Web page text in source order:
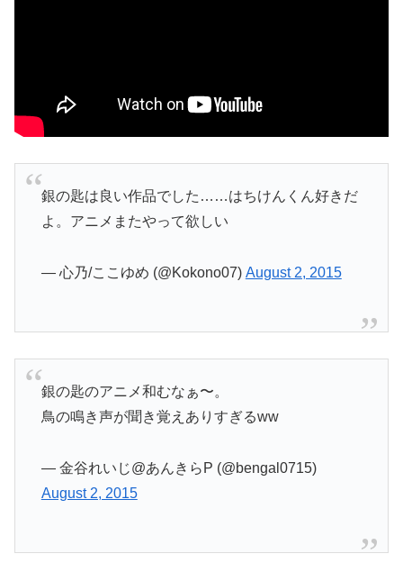
銀の匙は良い作品でした……はちけんくん好きだ
よ。アニメまたやって欲しい
— 心乃/ここゆめ (@Kokono07) August 2, 2015
銀の匙のアニメ和むなぁ〜。
鳥の鳴き声が聞き覚えありすぎるww
— 金谷れいじ@あんきらP (@bengal0715)
August 2, 2015